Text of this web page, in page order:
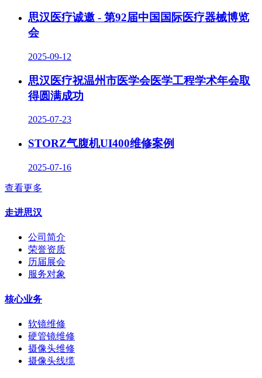
思汉医疗诚邀 - 第92届中国国际医疗器械博览
会
2025-09-12
思汉医疗祝温州市医学会医学工程学术年会取
得圆满成功
2025-07-23
STORZ气腹机UI400维修案例
2025-07-16
查看更多
走进思汉
公司简介
荣誉资质
历届展会
服务对象
核心业务
软镜维修
硬管镜维修
摄像头维修
摄像头线缆